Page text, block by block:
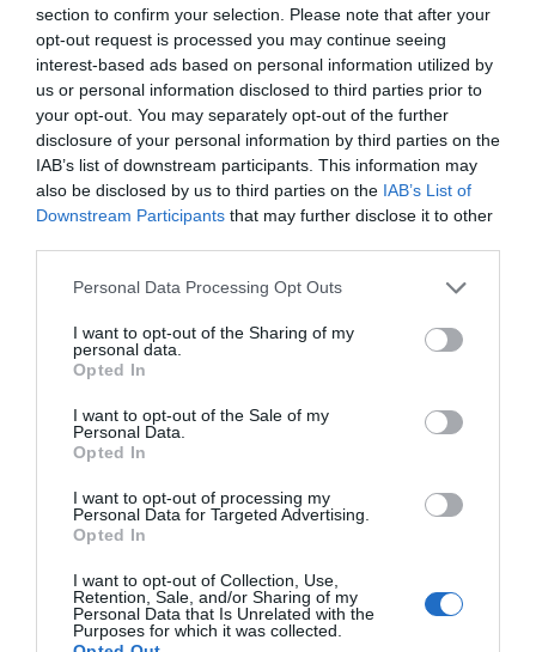
section to confirm your selection. Please note that after your
opt-out request is processed you may continue seeing
interest-based ads based on personal information utilized by
us or personal information disclosed to third parties prior to
your opt-out. You may separately opt-out of the further
disclosure of your personal information by third parties on the
IAB’s list of downstream participants. This information may
also be disclosed by us to third parties on the IAB’s List of
Downstream Participants that may further disclose it to other
Personal Data Processing Opt Outs
I want to opt-out of the Sharing of my
personal data.
Opted In
I want to opt-out of the Sale of my
Personal Data.
Opted In
I want to opt-out of processing my
Personal Data for Targeted Advertising.
Opted In
I want to opt-out of Collection, Use,
Retention, Sale, and/or Sharing of my
Personal Data that Is Unrelated with the
Purposes for which it was collected.
articulada en torno a cuatro pilares: normativa,
digitalización, sostenibilidad medioambiental y
autorregulación, ámbitos desde los queanefp
continuará trabajando para favorecer el desarrollo de
las compañías del sector de autocuidado y reforzar su
contribución a la sostenibilidad del sistema sanitario y a
la salud y calidad de vida de las personas.
En este sentido, el nuevo presidente de anefp ha
reafirmado el compromiso de la asociación con las
sanitarios y el conjunto de agentes implicados en la
, con el objetivo de, desde la colaboración,
vez más eficiente, sostenible y preventivo, adaptado a
las necesidades actuales de la sociedad.
Rodrigo Bonillaes licenciado en Administración de
Empresas por la
Finanzas de la
Lake Forest Graduate School of
Managementy cuenta con más de 28 años de
experiencia en cargos directivos en la industria